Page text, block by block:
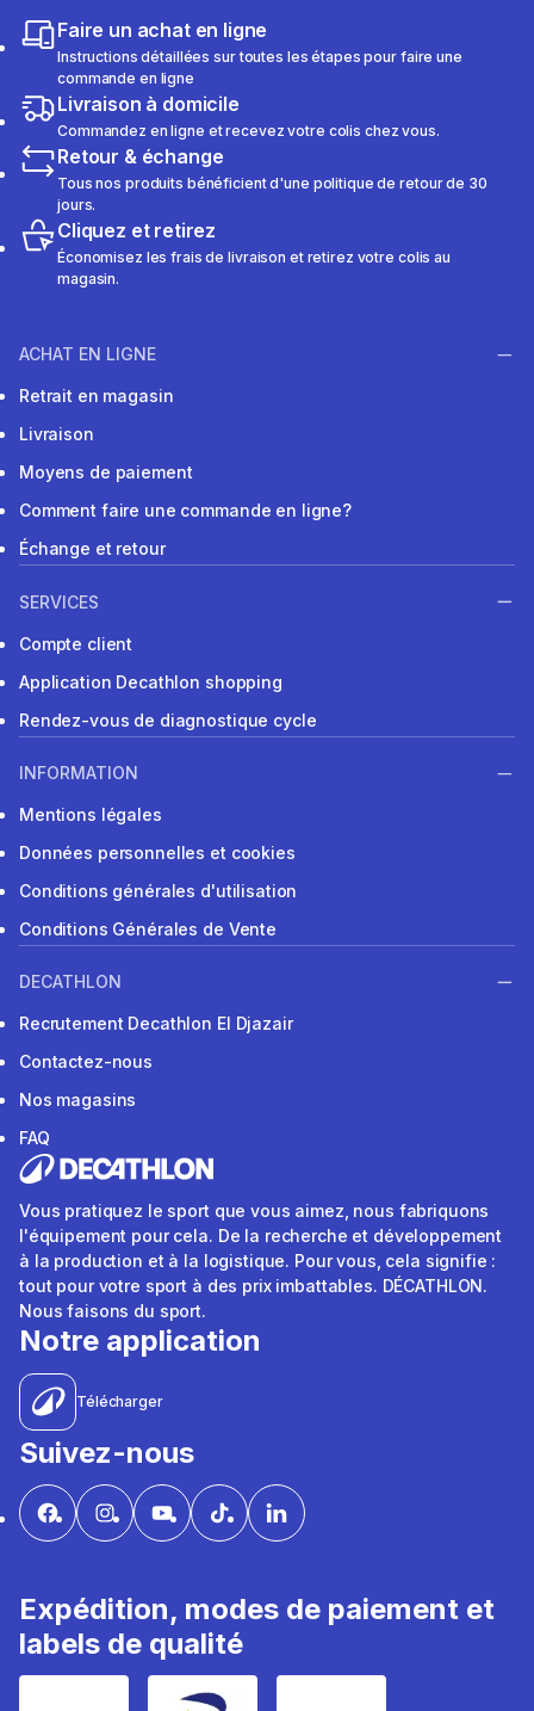
Faire un achat en ligne
Instructions détaillées sur toutes les étapes pour faire une
commande en ligne
Livraison à domicile
Commandez en ligne et recevez votre colis chez vous.
Retour & échange
Tous nos produits bénéficient d'une politique de retour de 30
jours.
Cliquez et retirez
Économisez les frais de livraison et retirez votre colis au
magasin.
ACHAT EN LIGNE
Retrait en magasin
Livraison
Moyens de paiement
Comment faire une commande en ligne?
Échange et retour
SERVICES
Compte client
Application Decathlon shopping
Rendez-vous de diagnostique cycle
INFORMATION
Mentions légales
Données personnelles et cookies
Conditions générales d'utilisation
Conditions Générales de Vente
DECATHLON
Recrutement Decathlon El Djazair
Contactez-nous
Nos magasins
FAQ
Vous pratiquez le sport que vous aimez, nous fabriquons
l'équipement pour cela. De la recherche et développement
à la production et à la logistique. Pour vous, cela signifie :
tout pour votre sport à des prix imbattables. DÉCATHLON.
Nous faisons du sport.
Notre application
Télécharger
Suivez-nous
Expédition, modes de paiement et
labels de qualité